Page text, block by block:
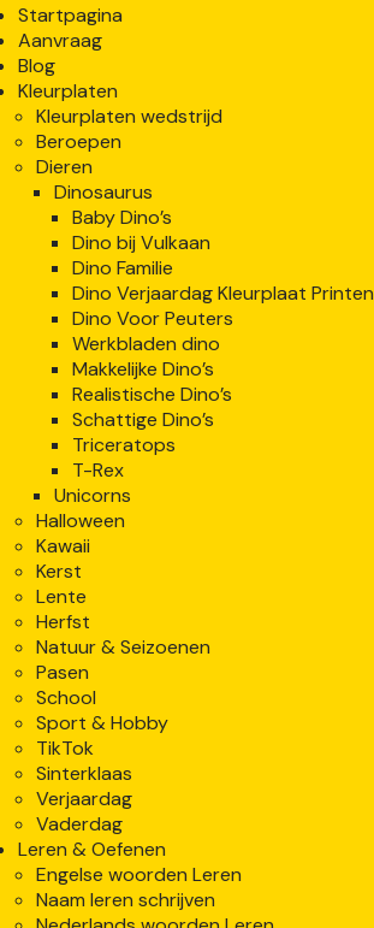
Startpagina
Aanvraag
Blog
Kleurplaten
Kleurplaten wedstrijd
Beroepen
Dieren
Dinosaurus
Baby Dino’s
Dino bij Vulkaan
Dino Familie
Dino Verjaardag Kleurplaat Printen
Dino Voor Peuters
Werkbladen dino
Makkelijke Dino’s
Realistische Dino’s
Schattige Dino’s
Triceratops
T-Rex
Unicorns
Halloween
Kawaii
Kerst
Lente
Herfst
Natuur & Seizoenen
Pasen
School
Sport & Hobby
TikTok
Sinterklaas
Verjaardag
Vaderdag
Leren & Oefenen
Engelse woorden Leren
Naam leren schrijven